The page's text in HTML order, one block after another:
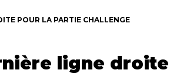
POUR LA PARTIE CHALLENGE
ligne